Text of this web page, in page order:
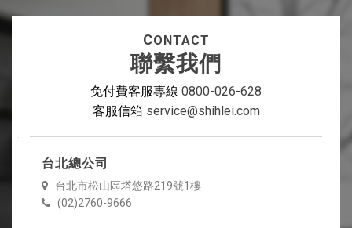
CONTACT
聯繫我們
免付費客服專線 0800-026-628
客服信箱 service@shihlei.com
台北總公司
台北市松山區塔悠路219號1樓
(02)2760-9666